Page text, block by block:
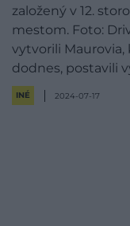
založený v 12.
mestom. Foto:
vytvorili
dodnes, postavili
INÉ 2024-07-17